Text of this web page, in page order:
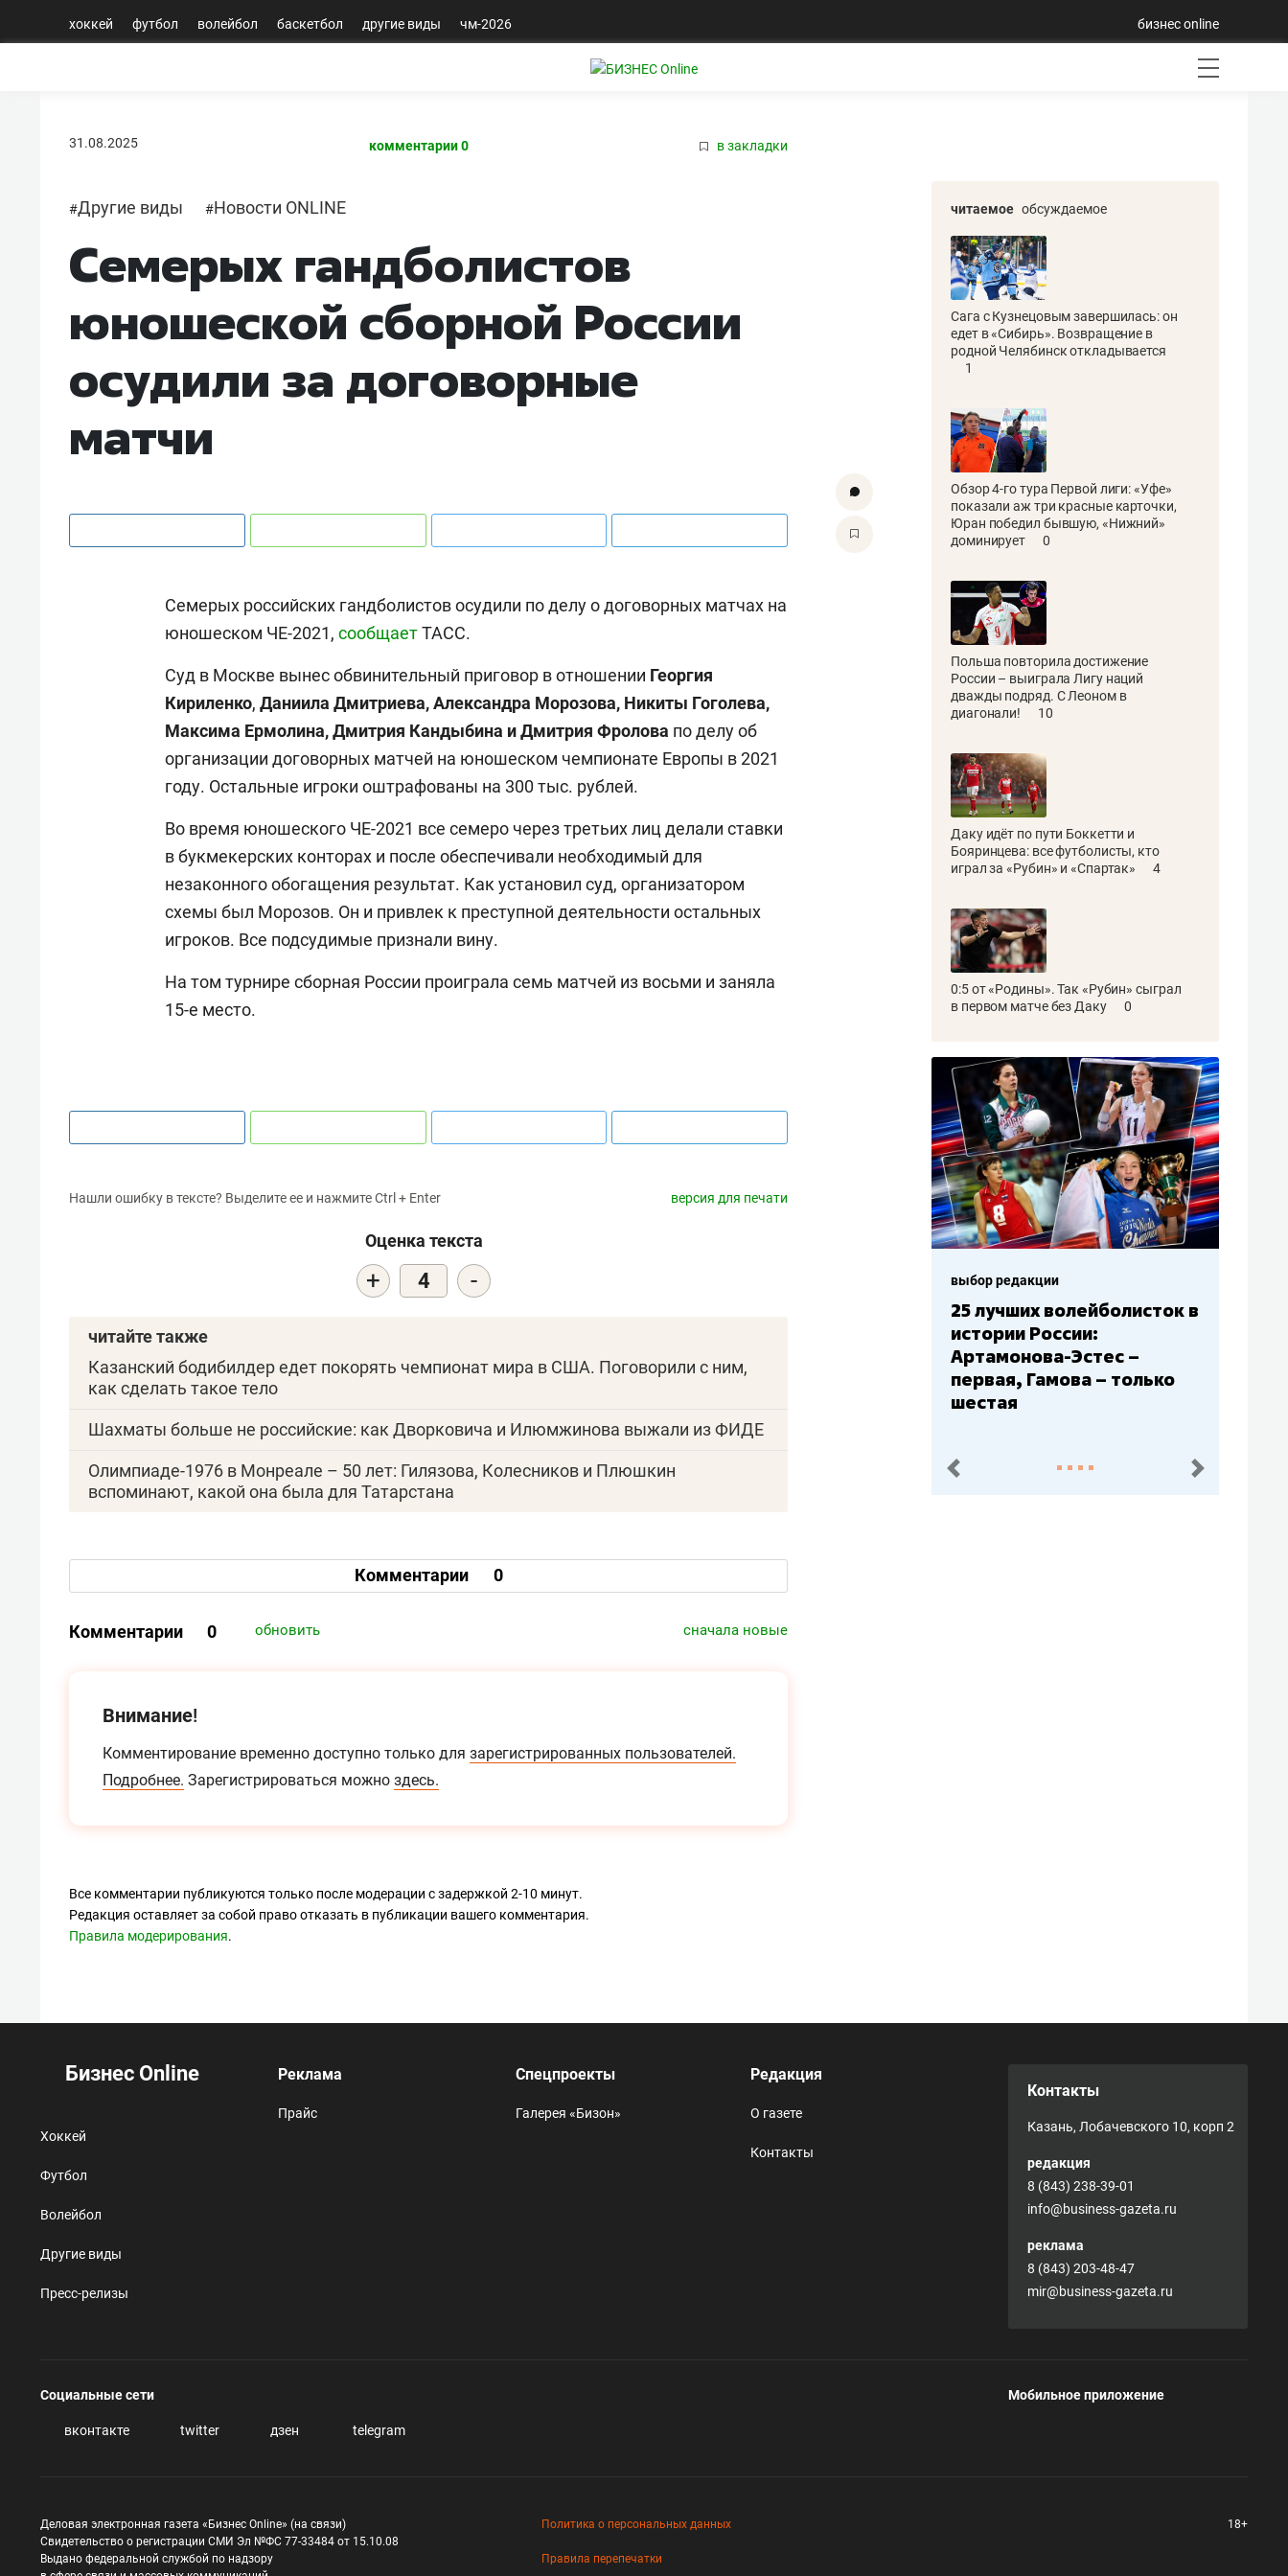
хоккей футбол волейбол баскетбол другие виды чм-2026 бизнес online
31.08.2025 комментарии 0 в закладки
#Другие виды #Новости ONLINE
Семерых гандболистов
юношеской сборной России
осудили за договорные
матчи
Семерых российских гандболистов осудили по делу о договорных матчах на
юношеском ЧЕ-2021, сообщаетТАСС.
Суд в Москве вынес обвинительный приговор в отношении Георгия
Кириленко, Даниила Дмитриева, Александра Морозова, Никиты Гоголева,
Максима Ермолина, Дмитрия Кандыбина и Дмитрия Фролова по делу об
организации договорных матчей на юношеском чемпионате Европы в 2021
году. Остальные игроки оштрафованы на 300 тыс. рублей.
Во время юношеского ЧЕ-2021 все семеро через третьих лиц делали ставки
в букмекерских конторах и после обеспечивали необходимый для
незаконного обогащения результат. Как установил суд, организатором
схемы был Морозов. Он и привлек к преступной деятельности остальных
игроков. Все подсудимые признали вину.
На том турнире сборная России проиграла семь матчей из восьми и заняла
15-е место.
Нашли ошибку в тексте? Выделите ее и нажмите Ctrl + Enter версия для печати
Оценка текста
+ 4 -
читайте также
Казанский бодибилдер едет покорять чемпионат мира в США. Поговорили с ним,
как сделать такое тело
Шахматы больше не российские: как Дворковича и Илюмжинова выжали из ФИДЕ
Олимпиаде-1976 в Монреале – 50 лет: Гилязова, Колесников и Плюшкин
вспоминают, какой она была для Татарстана
Комментарии 0
Комментарии 0 обновить сначала новые
Внимание!
Комментирование временно доступно только для зарегистрированных пользователей.
Подробнее. Зарегистрироваться можно здесь.
Все комментарии публикуются только после модерации с задержкой 2-10 минут.
Редакция оставляет за собой право отказать в публикации вашего комментария.
Правила модерирования.
читаемое обсуждаемое
Сага с Кузнецовым завершилась: он
едет в «Сибирь». Возвращение в
родной Челябинск откладывается
1
Обзор 4-го тура Первой лиги: «Уфе»
показали аж три красные карточки,
Юран победил бывшую, «Нижний»
доминирует
0
Польша повторила достижение
России – выиграла Лигу наций
дважды подряд. С Леоном в
диагонали!
10
Даку идёт по пути Боккетти и
Бояринцева: все футболисты, кто
играл за «Рубин» и «Спартак»
4
0:5 от «Родины». Так «Рубин» сыграл
в первом матче без Даку
0
выбор редакции
25 лучших волейболисток в
истории России:
Артамонова-Эстес –
первая, Гамова – только
шестая
пред. след.
Бизнес Online
Хоккей
Футбол
Волейбол
Другие виды
Пресс-релизы
Реклама
Прайс
Спецпроекты
Галерея «Бизон»
Редакция
О газете
Контакты
Контакты
Казань, Лобачевского 10, корп 2
редакция
8 (843) 238-39-01
info@business-gazeta.ru
реклама
8 (843) 203-48-47
mir@business-gazeta.ru
Социальные сети
вконтакте twitter дзен telegram
Мобильное приложение
Деловая электронная газета «Бизнес Online» (на связи)
Свидетельство о регистрации СМИ Эл №ФС 77-33484 от 15.10.08
Выдано федеральной службой по надзору
Политика о персональных данных
Правила перепечатки
18+